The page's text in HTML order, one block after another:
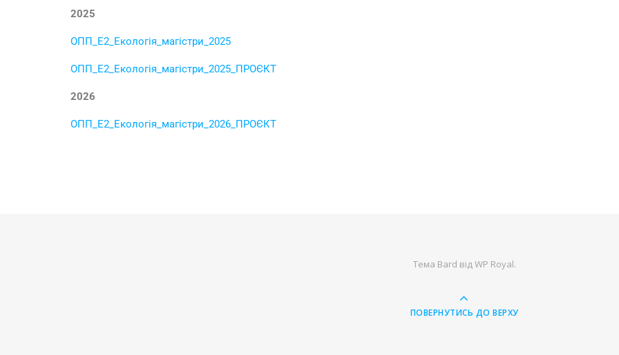
2025
ОПП_Е2_Екологія_магістри_2025
ОПП_Е2_Екологія_магістри_2025_ПРОЄКТ
2026
ОПП_Е2_Екологія_магістри_2026_ПРОЄКТ
Тема Bard відWP Royal.
ПОВЕРНУТИСЬ ДО ВЕРХУ